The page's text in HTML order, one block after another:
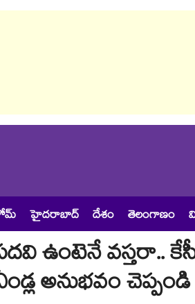
హైదరాబాద్ దేశం తెలంగాణం
ఉంటెనే వస్తరా..
అనుభవం చెప్పండి